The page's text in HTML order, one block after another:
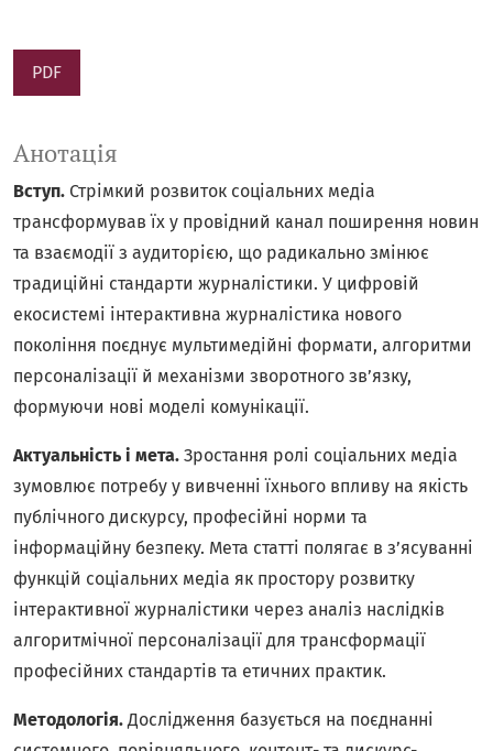
PDF
Анотація
Вступ. Стрімкий розвиток соціальних медіа
трансформував їх у провідний канал поширення новин
та взаємодії з аудиторією, що радикально змінює
традиційні стандарти журналістики. У цифровій
екосистемі інтерактивна журналістика нового
покоління поєднує мультимедійні формати, алгоритми
персоналізації й механізми зворотного зв’язку,
формуючи нові моделі комунікації.
Актуальність і мета. Зростання ролі соціальних медіа
зумовлює потребу у вивченні їхнього впливу на якість
публічного дискурсу, професійні норми та
інформаційну безпеку. Мета статті полягає в з’ясуванні
функцій соціальних медіа як простору розвитку
інтерактивної журналістики через аналіз наслідків
алгоритмічної персоналізації для трансформації
професійних стандартів та етичних практик.
Методологія.Дослідження базується на поєднанні